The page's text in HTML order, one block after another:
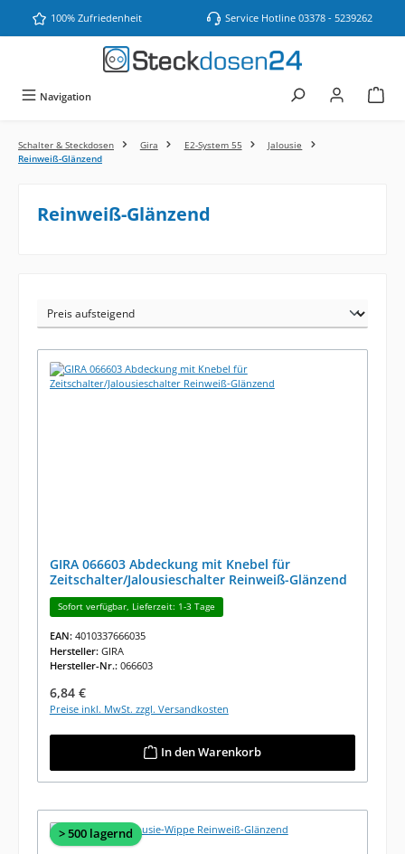
Zum Hauptinhalt springen
100% Zufriedenheit Service Hotline 03378 - 5239262
Navigation
Schalter & Steckdosen Gira E2-System 55
Jalousie
Reinweiß-Glänzend
Reinweiß-Glänzend
GIRA 066603 Abdeckung mit Knebel für
Zeitschalter/Jalousieschalter Reinweiß-Glänzend
Sofort verfügbar, Lieferzeit: 1-3 Tage
EAN: 4010337666035
Hersteller: GIRA
Hersteller-Nr.: 066603
Regulärer Preis:
6,84 €
Preise inkl. MwSt. zzgl. Versandkosten
In den Warenkorb
> 500 lagernd